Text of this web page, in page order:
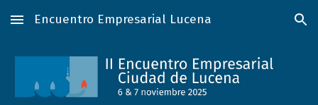
Skip to main content Skip to navigation
Encuentro Empresarial Lucena